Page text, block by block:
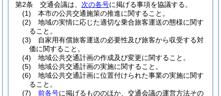
第2条
交通会議は、 次の各号に掲げる事項を協議する。
(1)
本市の公共交通施策の推進に関すること。
(2)
地域の実情に応じた適切な乗合旅客運送の態様に関す
ること。
(3)
自家用有償旅客運送の必要性及び旅客から収受する対
価に関すること。
(4)
地域公共交通計画の作成及び変更に関すること。
(5)
地域公共交通計画の実施に関すること。
(6)
地域公共交通計画に位置付けられた事業の実施に関す
ること。
(7)
前各号に掲げるもののほか、交通会議の運営方法その